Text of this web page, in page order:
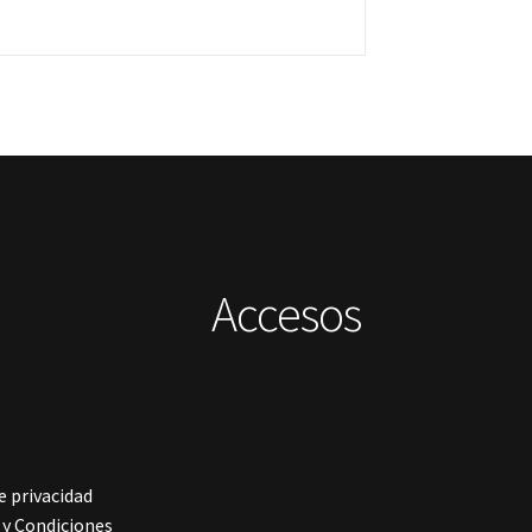
Accesos
privacidad
Condiciones